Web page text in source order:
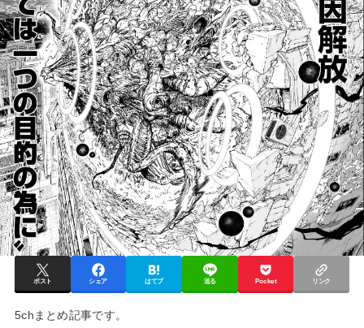
ポスト シェア はてブ 送る Pocket リンク
5chまとめ記事です。